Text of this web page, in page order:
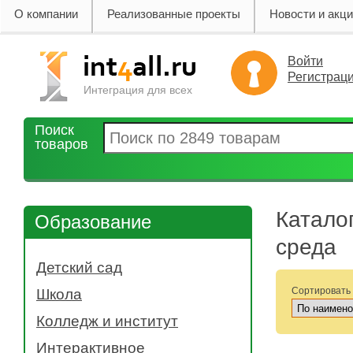
О компании Реализованные проекты Новости и
Интеграция для всех
Войти
Поиск
товаров
Образование
Детский сад
- Музыкальная деятельность
- Коммуникативная деятельность
- Изобразительная деятельность
Школа
- Биология
- Химия
- Физкультура
Колледж и институт
- 3d сканеры
Интерактивное
среда
Сортировать